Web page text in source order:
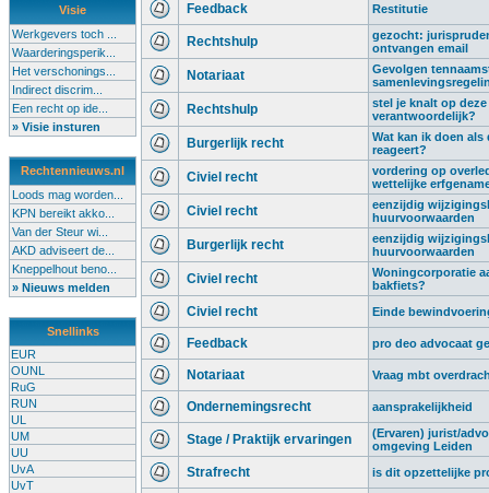
Visie
Werkgevers toch ...
Waarderingsperik...
Het verschonings...
Indirect discrim...
Een recht op ide...
» Visie insturen
Rechtennieuws.nl
Loods mag worden...
KPN bereikt akko...
Van der Steur wi...
AKD adviseert de...
Kneppelhout beno...
» Nieuws melden
Snellinks
EUR
OUNL
RuG
RUN
UL
UM
UU
UvA
UvT
Feedback Restitutie
Rechtshulp
gezocht:
ontvangen email
Notariaat
Gevolgen
Rechtshulp
stel je knalt op
verantwoordelijk?
Burgerlijk recht
Wat kan ik doen
reageert?
Civiel recht
vordering op
wettelijke
Civiel recht
eenzijdig
huurvoorwaarden
Burgerlijk recht
eenzijdig
huurvoorwaarden
Civiel recht
Woningcorporatie
bakfiets?
Civiel recht Einde
Feedback pro deo advocaat
Notariaat Vraag mbt
Ondernemingsrecht aansprakelijkheid
Stage / Praktijk ervaringen
(Ervaren) jurist/
omgeving Leiden
Strafrecht is dit opzettelijke